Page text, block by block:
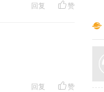
回复 赞
回复 赞